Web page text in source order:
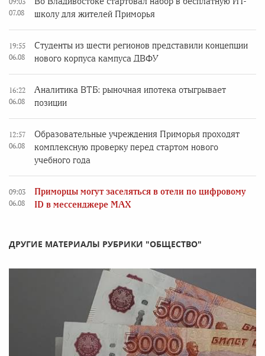
07.08
школу для жителей Приморья
19:55
06.08
Студенты из шести регионов представили концепции
нового корпуса кампуса ДВФУ
16:22
06.08
Аналитика ВТБ: рыночная ипотека отыгрывает
позиции
12:57
06.08
Образовательные учреждения Приморья проходят
комплексную проверку перед стартом нового
учебного года
09:03
06.08
Приморцы могут заселяться в отели по цифровому
ID в мессенджере MAX
ДРУГИЕ МАТЕРИАЛЫ РУБРИКИ "ОБЩЕСТВО"